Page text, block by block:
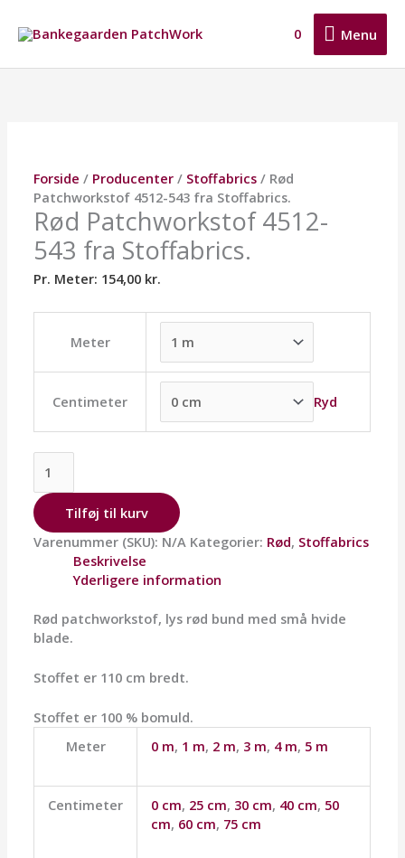
indholdet
Menu
Menu
0
Forside / Producenter / Stoffabrics / Rød
Patchworkstof 4512-543 fra Stoffabrics.
Rød Patchworkstof 4512-
543 fra Stoffabrics.
Pr. Meter: 154,00 kr.
Meter
Centimeter Ryd
Stoffabrics.
antal
Tilføj til kurv
Varenummer (SKU): N/A Kategorier: Rød, Stoffabrics
Beskrivelse
Yderligere information
Rød patchworkstof, lys rød bund med små hvide
blade.
Stoffet er 110 cm bredt.
Stoffet er 100 % bomuld.
Meter
0 m, 1 m, 2 m, 3 m, 4 m, 5 m
Centimeter 0 cm, 25 cm, 30 cm, 40 cm, 50
cm, 60 cm, 75 cm
Mulighederne
kan
vælges
på
varesiden
Mulighederne
kan
vælges
på
varesiden
Mulighederne
kan
vælges
på
varesiden